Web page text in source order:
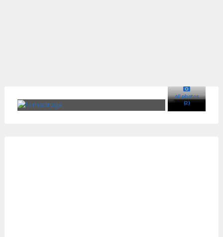
All photos
(2)